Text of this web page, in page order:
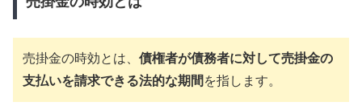
売掛金の時効とは、 債権者が債務者に対して売掛金の
支払いを請求できる法的な期間 を指します。